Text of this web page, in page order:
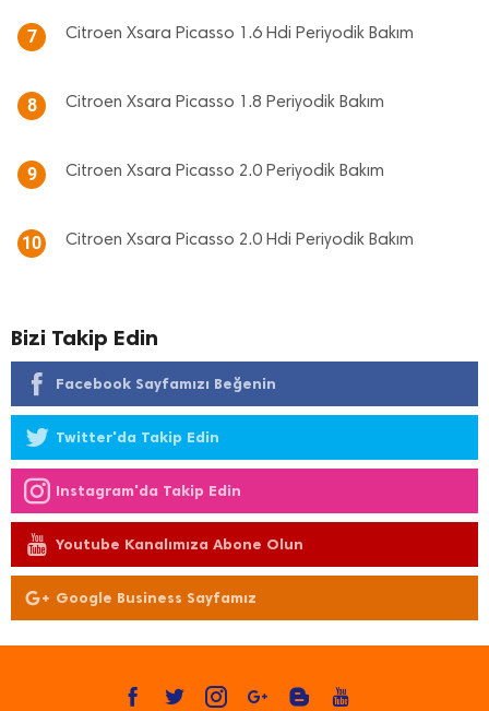
7 Citroen Xsara Picasso 1.6 Hdi Periyodik Bakım
8 Citroen Xsara Picasso 1.8 Periyodik Bakım
9 Citroen Xsara Picasso 2.0 Periyodik Bakım
10 Citroen Xsara Picasso 2.0 Hdi Periyodik Bakım
Bizi Takip Edin
Facebook Sayfamızı Beğenin
Twitter'da Takip Edin
Instagram'da Takip Edin
Youtube Kanalımıza Abone Olun
Google Business Sayfamız